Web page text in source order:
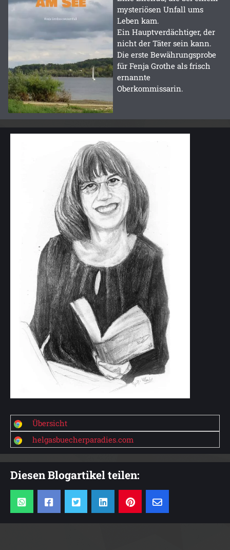
mysteriösen Unfall ums
Leben kam.
Ein Hauptverdächtiger, der
nicht der Täter sein kann.
Die erste Bewährungsprobe
für Fenja Grothe als frisch
ernannte
Oberkommissarin.
Übersicht
helgasbuecherparadies.com
Diesen Blogartikel teilen: